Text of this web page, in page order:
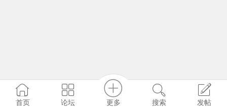
首页 论坛 更多 搜索 发帖